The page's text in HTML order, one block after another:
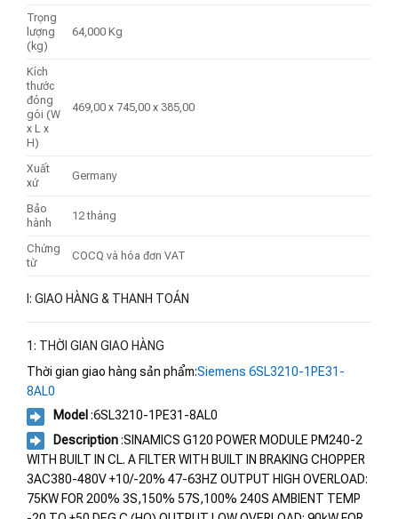
Trọng
lượng
(kg)
64,000 Kg
Kích
thước
đóng
gói (W
x L x
H)
469,00 x 745,00 x 385,00
Xuất
xứ
Germany
Bảo
hành
12 tháng
Chứng
từ
COCQ và hóa đơn VAT
I: GIAO HÀNG & THANH TOÁN
1: THỜI GIAN GIAO HÀNG
Thời gian giao hàng sản phẩm:Siemens 6SL3210-1PE31-
8AL0
Model :6SL3210-1PE31-8AL0
Description:SINAMICS G120 POWER MODULE PM240-2
WITH BUILT IN CL. A FILTER WITH BUILT IN BRAKING CHOPPER
3AC380-480V +10/-20% 47-63HZ OUTPUT HIGH OVERLOAD:
75KW FOR 200% 3S,150% 57S,100% 240S AMBIENT TEMP